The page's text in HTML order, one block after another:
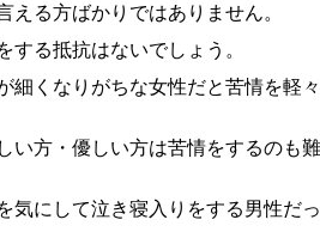
える方ばかりではありません。
する抵抗はないでしょう。
細くなりがちな女性だと苦情を軽
い方・優しい方は苦情をするのも難
気にして泣き寝入りをする男性だっ